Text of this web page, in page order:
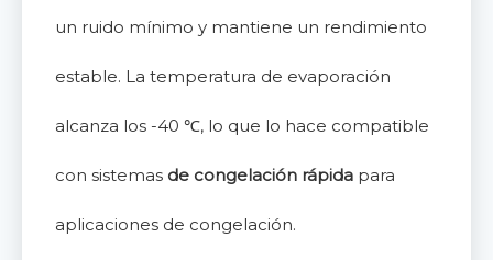
un ruido mínimo y mantiene un rendimiento
estable. La temperatura de evaporación
alcanza los -40 ℃, lo que lo hace compatible
con sistemas de congelación rápida para
aplicaciones de congelación.